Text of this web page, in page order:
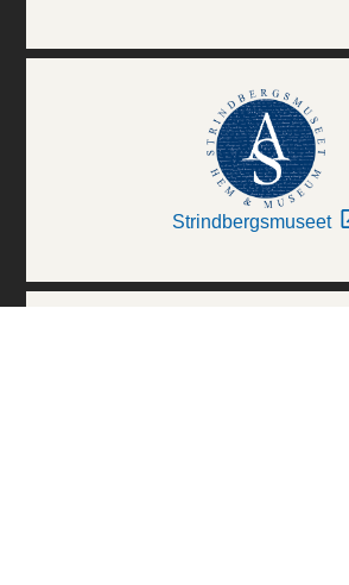
Strindbergsmuseet